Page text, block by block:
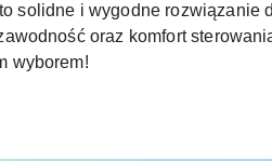
solidne i wygodne
oraz komfort
wyborem!